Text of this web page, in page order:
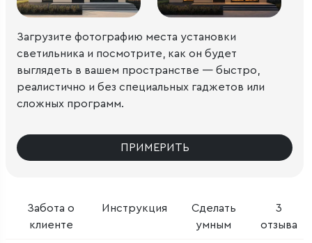
Забота о
клиенте
Инструкция
Сделать
умным
3
отзыва
Загрузите фотографию места установки
светильника и посмотрите, как он будет
выглядеть в вашем пространстве — быстро,
реалистично и без специальных гаджетов или
сложных программ.
ПРИМЕРИТЬ